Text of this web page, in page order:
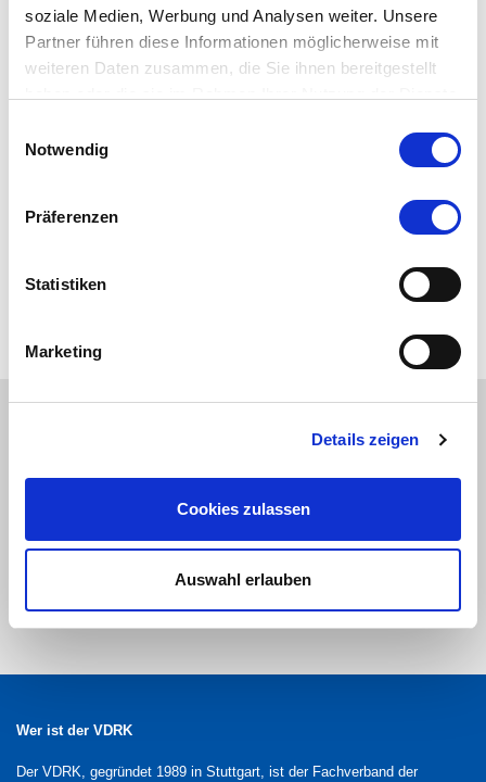
soziale Medien, Werbung und Analysen weiter. Unsere
Partner führen diese Informationen möglicherweise mit
weiteren Daten zusammen, die Sie ihnen bereitgestellt
Bestimmte Inhalte wie bspw. die Nutzung unserer
Verwendung von Cookies!
Notwendig
Präferenzen
Statistiken
Marketing
Details zeigen
Cookies zulassen
Auswahl erlauben
Bewerbung Jobangebot
Zum Newsletter anmelden
Melden Sie sich jetzt an und sichern Sie sich exklusive
Vorteile sowie aktuelle Informationen rund um unsere
Themen
Wer ist der VDRK
Der VDRK, gegründet 1989 in Stuttgart, ist der Fachverband der